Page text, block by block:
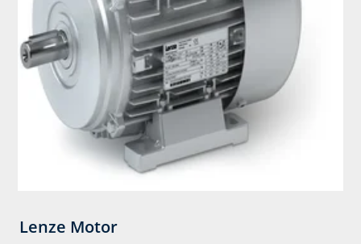
Lenze Motor